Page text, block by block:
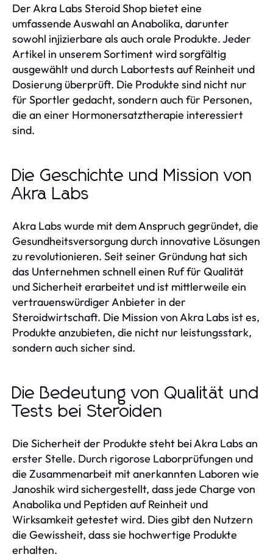
Der Akra Labs Steroid Shop bietet eine
umfassende Auswahl an Anabolika, darunter
sowohl injizierbare als auch orale Produkte. Jeder
Artikel in unserem Sortiment wird sorgfältig
ausgewählt und durch Labortests auf Reinheit und
Dosierung überprüft. Die Produkte sind nicht nur
für Sportler gedacht, sondern auch für Personen,
die an einer Hormonersatztherapie interessiert
sind.
Die Geschichte und Mission von
Akra Labs
Akra Labs wurde mit dem Anspruch gegründet, die
Gesundheitsversorgung durch innovative Lösungen
zu revolutionieren. Seit seiner Gründung hat sich
das Unternehmen schnell einen Ruf für Qualität
und Sicherheit erarbeitet und ist mittlerweile ein
vertrauenswürdiger Anbieter in der
Steroidwirtschaft. Die Mission von Akra Labs ist es,
Produkte anzubieten, die nicht nur leistungsstark,
sondern auch sicher sind.
Die Bedeutung von Qualität und
Tests bei Steroiden
Die Sicherheit der Produkte steht bei Akra Labs an
erster Stelle. Durch rigorose Laborprüfungen und
die Zusammenarbeit mit anerkannten Laboren wie
Janoshik wird sichergestellt, dass jede Charge von
Anabolika und Peptiden auf Reinheit und
Wirksamkeit getestet wird. Dies gibt den Nutzern
die Gewissheit, dass sie hochwertige Produkte
erhalten.